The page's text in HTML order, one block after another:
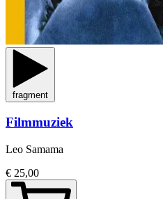
fragment
Filmmuziek
Leo Samama
€ 25,00